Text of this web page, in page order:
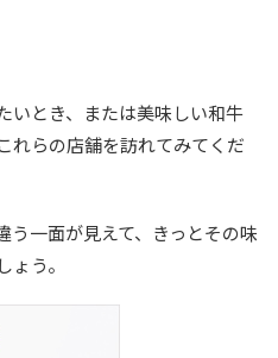
いとき、または美味しい和牛
れらの店舗を訪れてみてくだ
う一面が見えて、きっとその味
う。